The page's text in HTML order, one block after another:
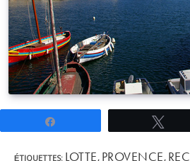
ÉTIQUETTES: LOTTE, PROVENCE,